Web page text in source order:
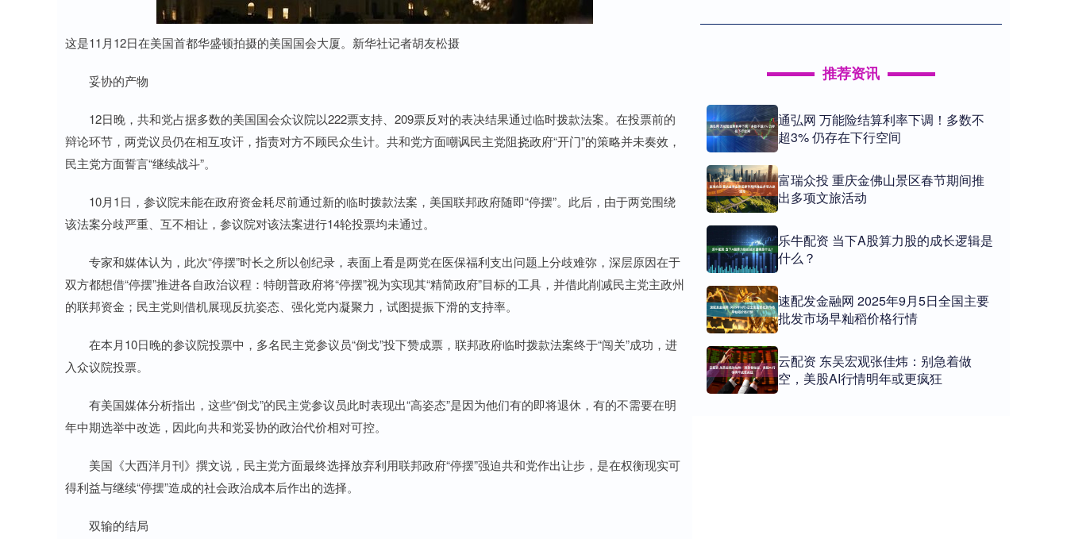
这是11月12日在美国首都华盛顿拍摄的美国国会大厦。新华社记者胡友松摄
妥协的产物
12日晚，共和党占据多数的美国国会众议院以222票支持、209票反对的表决结果通过临时拨款法案。在投票前的
辩论环节，两党议员仍在相互攻讦，指责对方不顾民众生计。共和党方面嘲讽民主党阻挠政府“开门”的策略并未奏效，
民主党方面誓言“继续战斗”。
10月1日，参议院未能在政府资金耗尽前通过新的临时拨款法案，美国联邦政府随即“停摆”。此后，由于两党围绕
该法案分歧严重、互不相让，参议院对该法案进行14轮投票均未通过。
专家和媒体认为，此次“停摆”时长之所以创纪录，表面上看是两党在医保福利支出问题上分歧难弥，深层原因在于
双方都想借“停摆”推进各自政治议程：特朗普政府将“停摆”视为实现其“精简政府”目标的工具，并借此削减民主党主政州
的联邦资金；民主党则借机展现反抗姿态、强化党内凝聚力，试图提振下滑的支持率。
在本月10日晚的参议院投票中，多名民主党参议员“倒戈”投下赞成票，联邦政府临时拨款法案终于“闯关”成功，进
入众议院投票。
有美国媒体分析指出，这些“倒戈”的民主党参议员此时表现出“高姿态”是因为他们有的即将退休，有的不需要在明
年中期选举中改选，因此向共和党妥协的政治代价相对可控。
美国《大西洋月刊》撰文说，民主党方面最终选择放弃利用联邦政府“停摆”强迫共和党作出让步，是在权衡现实可
得利益与继续“停摆”造成的社会政治成本后作出的选择。
双输的结局
推荐资讯
通弘网 万能险结算利率下调！多数不
超3% 仍存在下行空间
富瑞众投 重庆金佛山景区春节期间推
出多项文旅活动
乐牛配资 当下A股算力股的成长逻辑是
什么？
速配发金融网 2025年9月5日全国主要
批发市场早籼稻价格行情
云配资 东吴宏观张佳炜：别急着做
空，美股AI行情明年或更疯狂